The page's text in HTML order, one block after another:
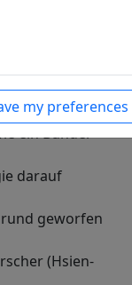
Yü war
Kuo-tzu-
Gedichte
ein Bündel
darauf
geworfen
(Hsien-
my preferences